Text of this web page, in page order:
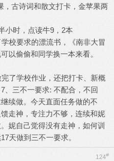
，古诗词和散文打卡，金苹果两
小时，点读牛9，2本
校要求的漂流书，《南非大冒
以偷偷和同学换一本来看。
了学校作业，还把打卡、新概
、三不一要求: 不配合，不回
续做。今天直面任务做的不
走神，专注力不够，连续和妮
妮自己觉得没有走神，如何训
天做到三不一要求。
124#